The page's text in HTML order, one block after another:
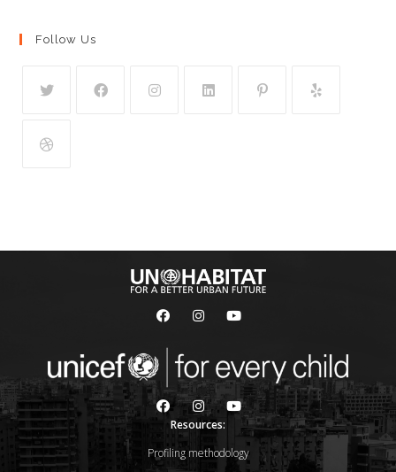
Follow Us
Resources:
Profiling methodology